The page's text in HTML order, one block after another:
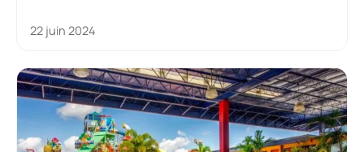
22 juin 2024